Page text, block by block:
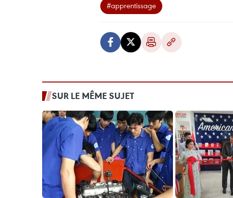
#apprentissage
SUR LE MÊME SUJET